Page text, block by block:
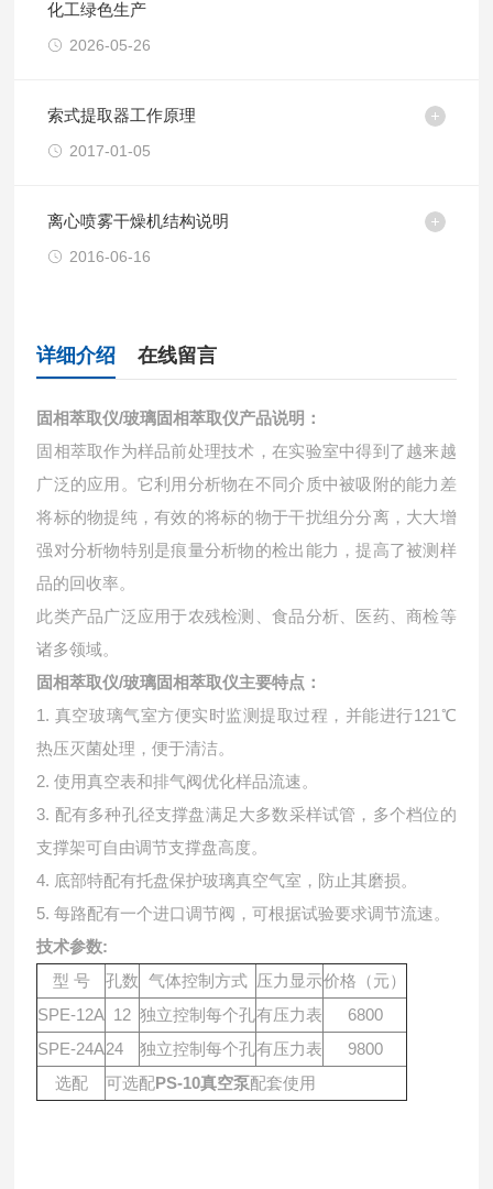
化工绿色生产
2026-05-26
索式提取器工作原理
2017-01-05
离心喷雾干燥机结构说明
2016-06-16
详细介绍 在线留言
固相萃取仪/玻璃固相萃取仪产品说明：
固相萃取作为样品前处理技术，在实验室中得到了越来越
广泛的应用。它利用分析物在不同介质中被吸附的能力差
将标的物提纯，有效的将标的物于干扰组分分离，大大增
强对分析物特别是痕量分析物的检出能力，提高了被测样
品的回收率。
此类产品广泛应用于农残检测、食品分析、医药、商检等
诸多领域。
固相萃取仪/玻璃固相萃取仪主要特点：
1. 真空玻璃气室方便实时监测提取过程，并能进行121℃
热压灭菌处理，便于清洁。
2. 使用真空表和排气阀优化样品流速。
3. 配有多种孔径支撑盘满足大多数采样试管，多个档位的
支撑架可自由调节支撑盘高度。
4. 底部特配有托盘保护玻璃真空气室，防止其磨损。
5. 每路配有一个进口调节阀，可根据试验要求调节流速。
技术参数:
型 号 孔数 气体控制方式 压力显示价格（元）
SPE-12A 12 独立控制每个孔有压力表
6800
SPE-24A24 独立控制每个孔有压力表
9800
选配
可选配PS-10真空泵配套使用